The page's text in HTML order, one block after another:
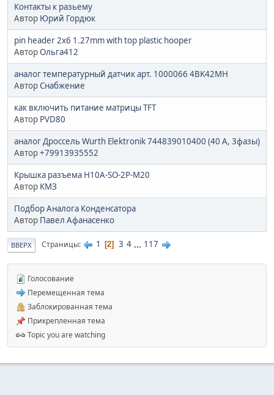
Контакты к разьему
Автор Юрий Гордюк
pin header 2x6 1.27mm with top plastic hooper
АвторОльга412
аналог температурный датчик арт. 1000066 4BK42MH
АвторСнабжение
как включить питание матрицы TFT
Автор PVD80
аналог Дроссель Wurth Elektronik 744839010400 (40 A, 3фазы)
Автор+79913935552
Крышка разъема H10A-SO-2P-M20
Автор КМЗ
Подбор Аналога Конденсатора
Автор Павел Афанасенко
ВВЕРХ Страницы 1 2 3 4 ... 117
Голосование
Перемещенная тема
Заблокированная тема
Прикрепленная тема
Topic you are watching